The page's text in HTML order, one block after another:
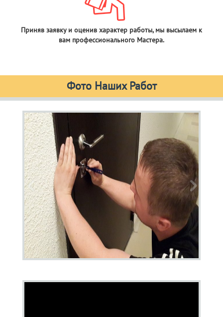
Приняв заявку и оценив характер работы, мы высылаем к
вам профессионального Мастера.
Фото Наших Работ